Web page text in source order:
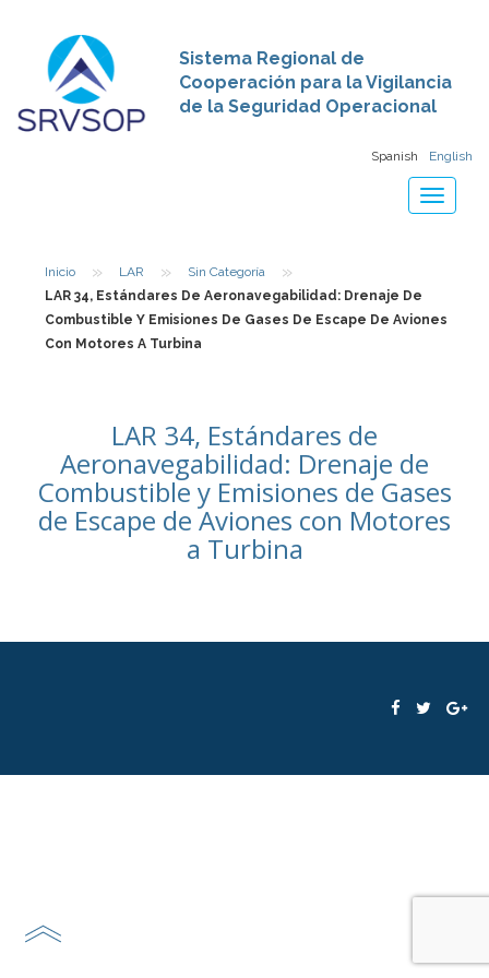
Sistema Regional de
Cooperación para la Vigilancia
de la Seguridad Operacional
Spanish English
Toggle
Inicio » LAR » Sin Categoría »
LAR 34, Estándares De Aeronavegabilidad: Drenaje De
Combustible Y Emisiones De Gases De Escape De Aviones
Con Motores A Turbina
LAR 34, Estándares de
Aeronavegabilidad: Drenaje de
Combustible y Emisiones de Gases
de Escape de Aviones con Motores
a Turbina